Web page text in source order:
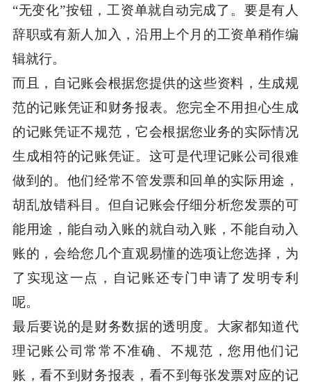
“无变化”按钮，工资单就自动完成了。要是有人
辞职或有新人加入，沿用上个月的工资单稍作编
辑就行。
而且，自记账会根据您提供的这些资料，生成规
范的记账凭证和财务报表。您完全不用担心生成
的记账凭证不规范，它会根据您业务的实际情况
生成相符的记账凭证。这可是代理记账公司很难
做到的。他们经常不管发票和回单的实际用途，
胡乱放错科目。但自记账会仔细分析您发票的可
能用途，能自动入账的就自动入账，不能自动入
账的，会给您几个直观易懂的选项让您选择，为
了实现这一点，自记账还专门申请了发明专利
呢。
最后要说的是财务数据的透明度。大家都知道代
理记账公司常常不准确、不规范，您用他们记
账，看不到财务报表，看不到每张发票对应的记